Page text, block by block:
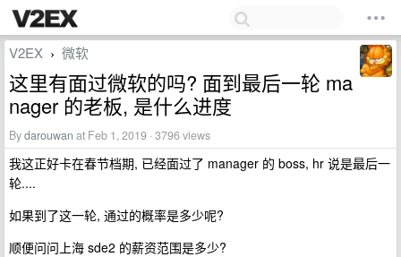
V2EX › 微软
这里有面过微软的吗? 面到最后一轮 ma
nager 的老板, 是什么进度
Bydarouwan at Feb 1, 2019 · 3796 views
我这正好卡在春节档期, 已经面过了 manager 的 boss, hr 说是最后一
轮....
如果到了这一轮, 通过的概率是多少呢?
顺便问问上海 sde2 的薪资范围是多少?